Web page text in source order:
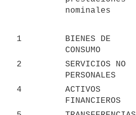
nominales
1
BIENES DE
CONSUMO
2
SERVICIOS NO
PERSONALES
4
ACTIVOS
FINANCIEROS